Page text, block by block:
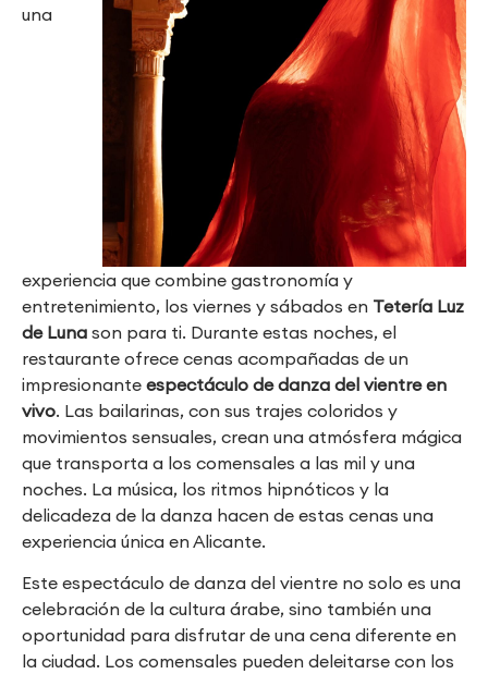
una
experiencia que combine gastronomía y
entretenimiento, los viernes y sábados en Tetería Luz
de Luna son para ti. Durante estas noches, el
restaurante ofrece cenas acompañadas de un
impresionante espectáculo de danza del vientre en
vivo. Las bailarinas, con sus trajes coloridos y
movimientos sensuales, crean una atmósfera mágica
que transporta a los comensales a las mil y una
noches. La música, los ritmos hipnóticos y la
delicadeza de la danza hacen de estas cenas una
experiencia única en Alicante.
Este espectáculo de danza del vientre no solo es una
celebración de la cultura árabe, sino también una
oportunidad para disfrutar de una cena diferente en
la ciudad. Los comensales pueden deleitarse con los